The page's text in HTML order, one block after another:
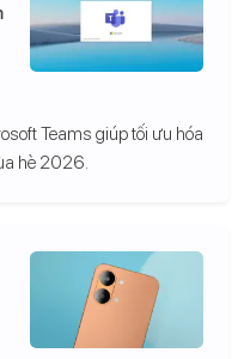
Teams giúp tối ưu hóa
hè 2026.